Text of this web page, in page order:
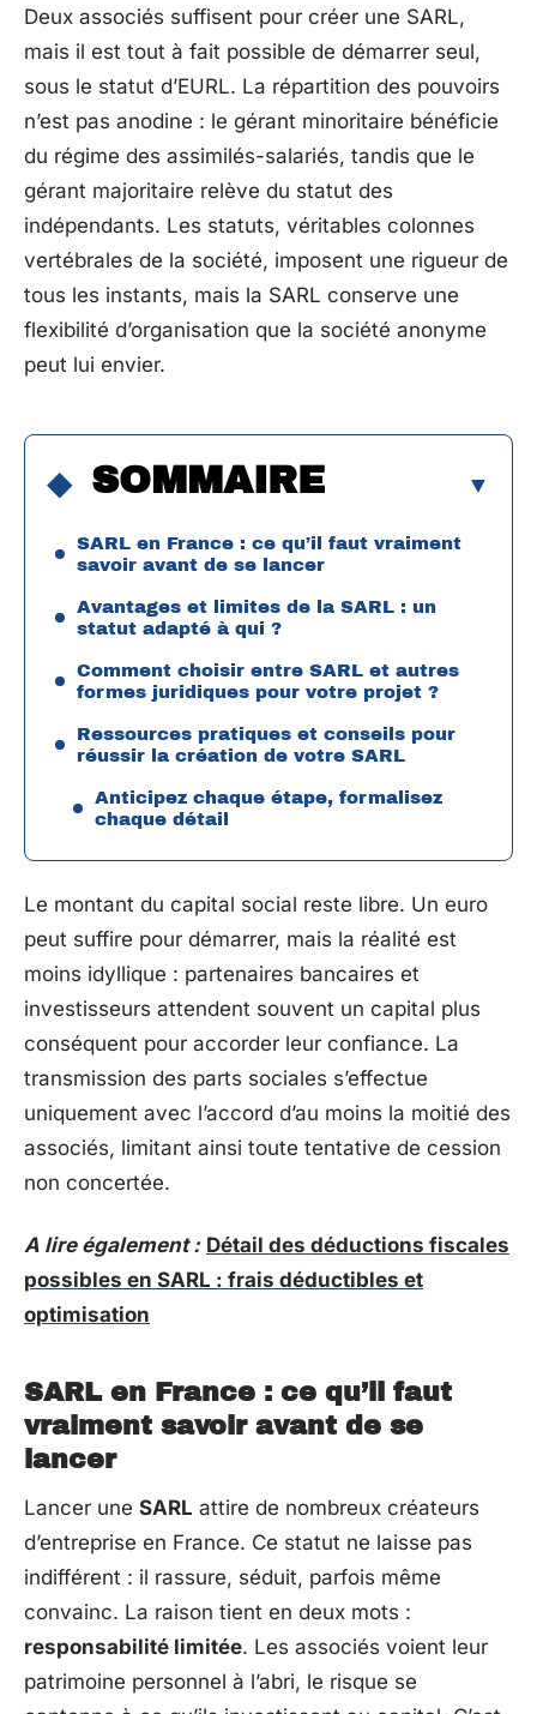
Deux associés suffisent pour créer une SARL,
mais il est tout à fait possible de démarrer seul,
sous le statut d’EURL. La répartition des pouvoirs
n’est pas anodine : le gérant minoritaire bénéficie
du régime des assimilés-salariés, tandis que le
gérant majoritaire relève du statut des
indépendants. Les statuts, véritables colonnes
vertébrales de la société, imposent une rigueur de
tous les instants, mais la SARL conserve une
flexibilité d’organisation que la société anonyme
peut lui envier.
SOMMAIRE
SARL en France : ce qu’il faut vraiment
savoir avant de se lancer
Avantages et limites de la SARL : un
statut adapté à qui ?
Comment choisir entre SARL et autres
formes juridiques pour votre projet ?
Ressources pratiques et conseils pour
réussir la création de votre SARL
Anticipez chaque étape, formalisez
chaque détail
Le montant du capital social reste libre. Un euro
peut suffire pour démarrer, mais la réalité est
moins idyllique : partenaires bancaires et
investisseurs attendent souvent un capital plus
conséquent pour accorder leur confiance. La
transmission des parts sociales s’effectue
uniquement avec l’accord d’au moins la moitié des
associés, limitant ainsi toute tentative de cession
non concertée.
A lire également : Détail des déductions fiscales
possibles en SARL : frais déductibles et
optimisation
SARL en France : ce qu’il faut
vraiment savoir avant de se
lancer
Lancer une SARL attire de nombreux créateurs
d’entreprise en France. Ce statut ne laisse pas
indifférent : il rassure, séduit, parfois même
convainc. La raison tient en deux mots :
responsabilité limitée. Les associés voient leur
patrimoine personnel à l’abri, le risque se